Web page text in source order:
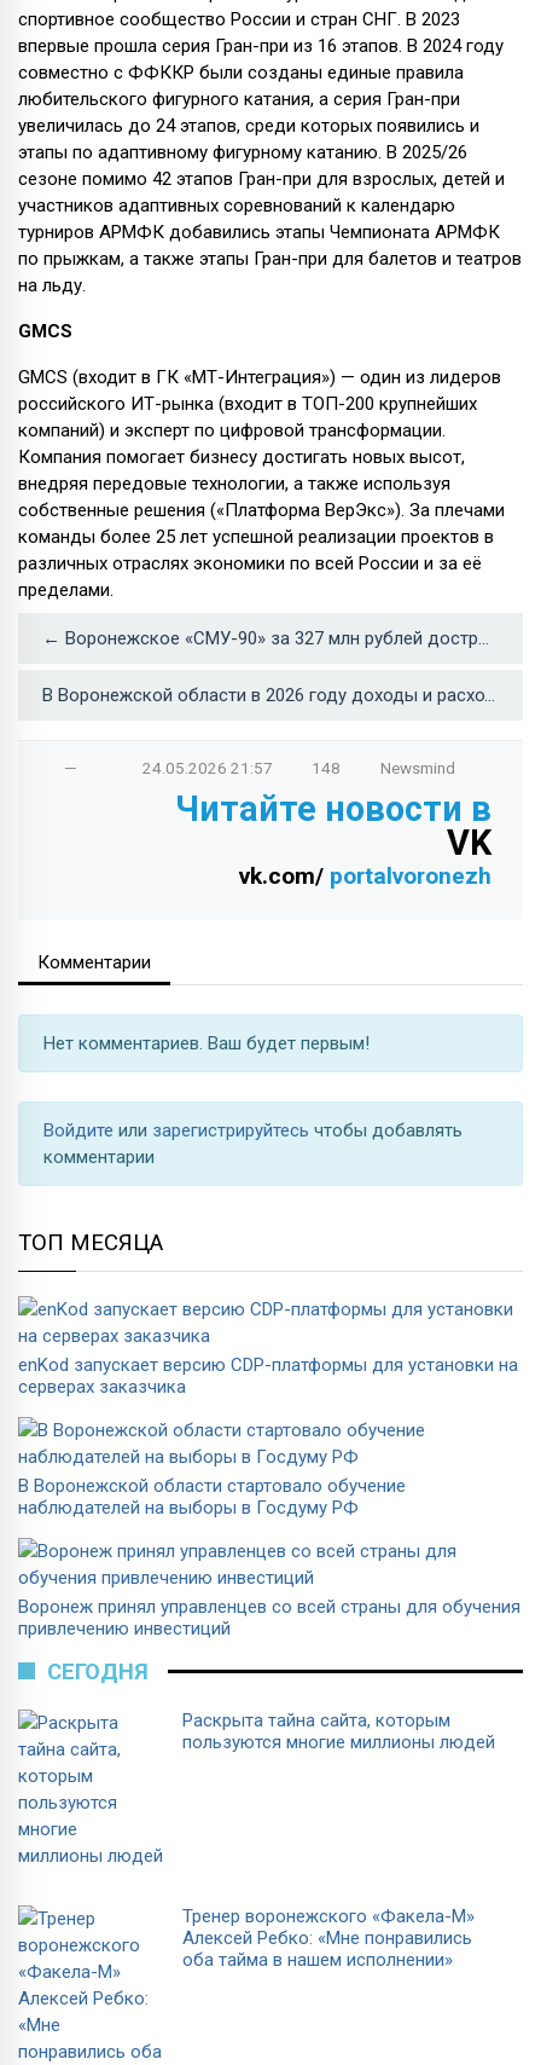
спортивное сообщество России и стран СНГ. В 2023
впервые прошла серия Гран-при из 16 этапов. В 2024 году
совместно с ФФККР были созданы единые правила
любительского фигурного катания, а серия Гран-при
увеличилась до 24 этапов, среди которых появились и
этапы по адаптивному фигурному катанию. В 2025/26
сезоне помимо 42 этапов Гран-при для взрослых, детей и
участников адаптивных соревнований к календарю
турниров АРМФК добавились этапы Чемпионата АРМФК
по прыжкам, а также этапы Гран-при для балетов и театров
на льду.
GMCS
GMCS (входит в ГК «МТ-Интеграция») — один из лидеров
российского ИТ-рынка (входит в ТОП-200 крупнейших
компаний) и эксперт по цифровой трансформации.
Компания помогает бизнесу достигать новых высот,
внедряя передовые технологии, а также используя
собственные решения («Платформа ВерЭкс»). За плечами
команды более 25 лет успешной реализации проектов в
различных отраслях экономики по всей России и за её
пределами.
← Воронежское «СМУ-90» за 327 млн рублей достроит западный обход липецкой Лебедяни
В Воронежской области в 2026 году доходы и расходы бюджета выросли на 401 млн →
— 24.05.2026 21:57 148 Newsmind
Читайте новости в
VK
vk.com/ portalvoronezh
Комментарии
Нет комментариев. Ваш будет первым!
Войдите или зарегистрируйтесь чтобы добавлять
комментарии
ТОП МЕСЯЦА
enKod запускает версию CDP-платформы для установки на
серверах заказчика
В Воронежской области стартовало обучение
наблюдателей на выборы в Госдуму РФ
Воронеж принял управленцев со всей страны для обучения
привлечению инвестиций
СЕГОДНЯ
Раскрыта тайна сайта, которым
пользуются многие миллионы людей
Тренер воронежского «Факела-М»
Алексей Ребко: «Мне понравились
оба тайма в нашем исполнении»